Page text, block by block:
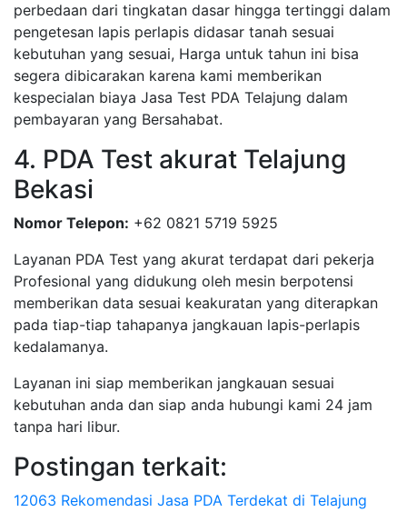
perbedaan dari tingkatan dasar hingga tertinggi dalam
pengetesan lapis perlapis didasar tanah sesuai
kebutuhan yang sesuai, Harga untuk tahun ini bisa
segera dibicarakan karena kami memberikan
kespecialan biaya Jasa Test PDA Telajung dalam
pembayaran yang Bersahabat.
4. PDA Test akurat Telajung
Bekasi
Nomor Telepon: +62 0821 5719 5925
Layanan PDA Test yang akurat terdapat dari pekerja
Profesional yang didukung oleh mesin berpotensi
memberikan data sesuai keakuratan yang diterapkan
pada tiap-tiap tahapanya jangkauan lapis-perlapis
kedalamanya.
Layanan ini siap memberikan jangkauan sesuai
kebutuhan anda dan siap anda hubungi kami 24 jam
tanpa hari libur.
Postingan terkait:
12063 Rekomendasi Jasa PDA Terdekat di Telajung